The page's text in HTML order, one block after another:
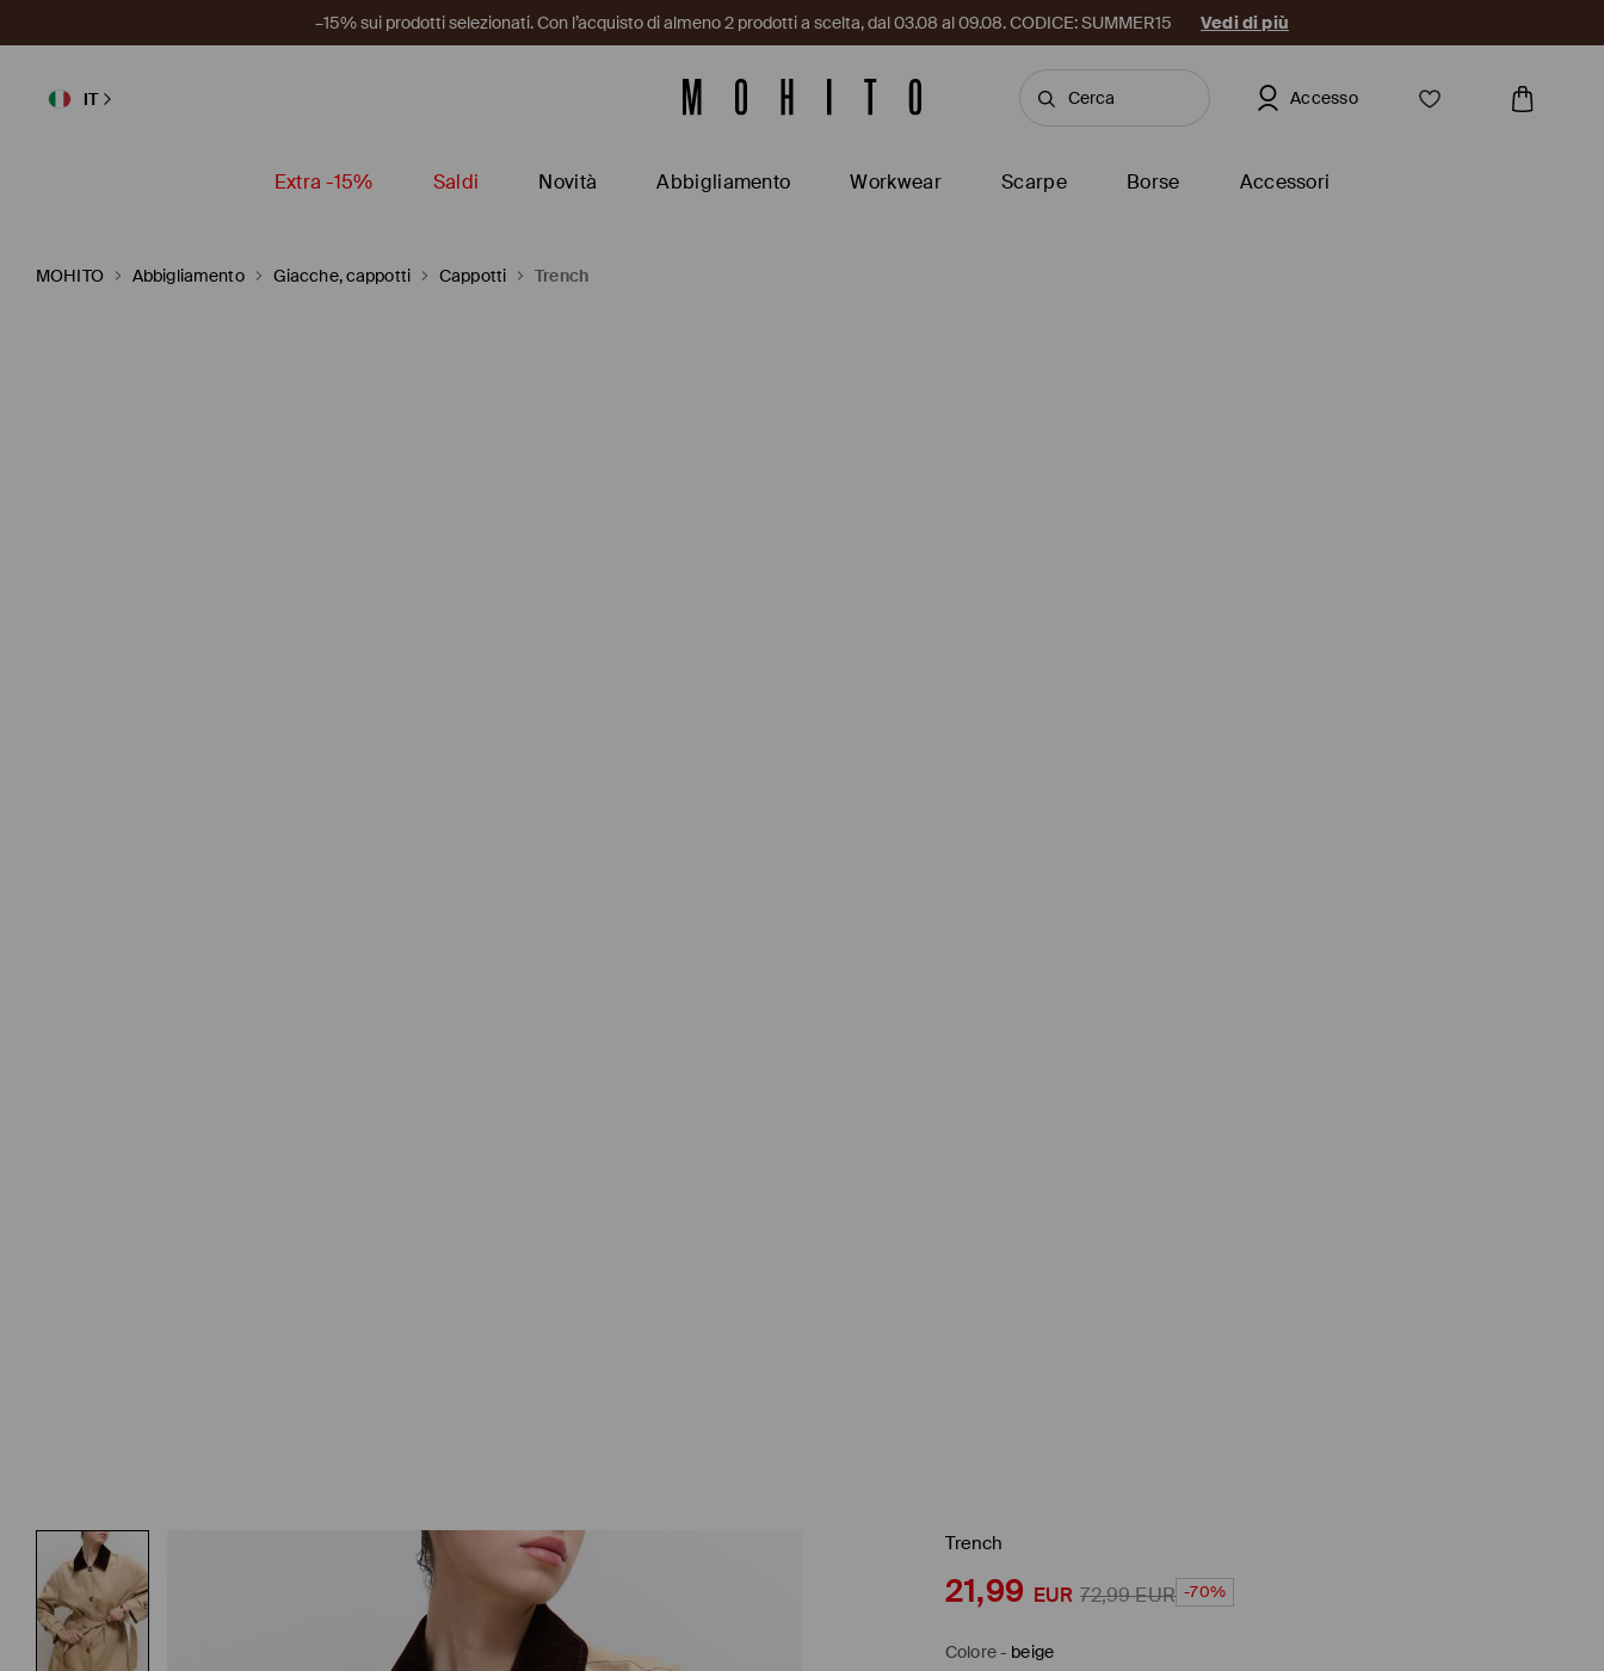
–15% sui prodotti selezionati. Con l’acquisto di almeno 2 prodotti a scelta, dal 03.08 al 09.08. CODICE: SUMMER15 Vedi di più
IT Accesso
Extra -15% Saldi Novità Abbigliamento Workwear Scarpe Borse Accessori
MOHITO Abbigliamento Giacche, cappotti Cappotti Trench
Trench
21,99 EUR 72,99EUR -70%
Colore- beige